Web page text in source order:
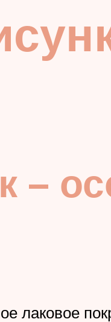
–
лаковое